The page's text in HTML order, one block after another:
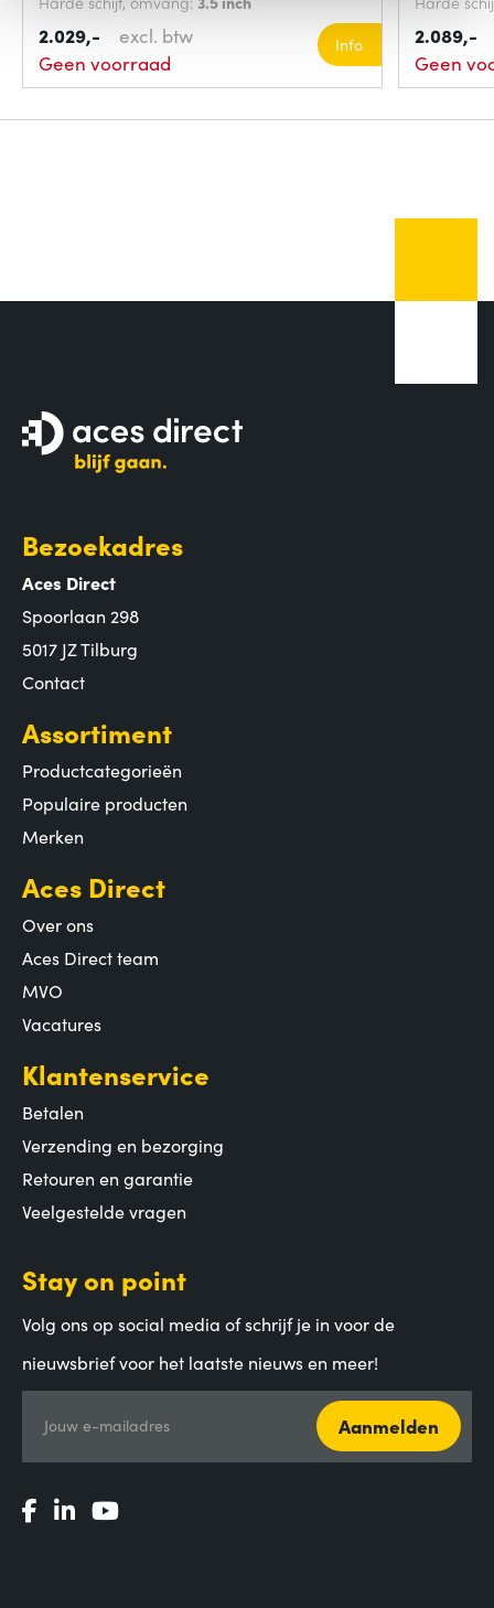
Interface:
NL-SATA
2.029,-
excl. btw
Geen voorraad
Info
Interface:
2.089,-
Geen
Bezoekadres
Aces Direct
Spoorlaan 298
5017 JZ Tilburg
Contact
Assortiment
Productcategorieën
Populaire producten
Merken
Aces Direct
Over ons
Aces Direct team
MVO
Vacatures
Klantenservice
Betalen
Verzending en bezorging
Retouren en garantie
Veelgestelde vragen
Stay on point
Volg ons op social media of schrijf je in voor de
nieuwsbrief voor het laatste nieuws en meer!
Jouw e-mailadres Aanmelden